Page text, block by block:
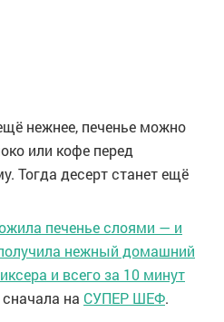
нежнее, печенье можно
или кофе перед
Тогда десерт станет ещё
печенье слоями — и
нежный домашний
и всего за 10 минут
на СУПЕР ШЕФ.